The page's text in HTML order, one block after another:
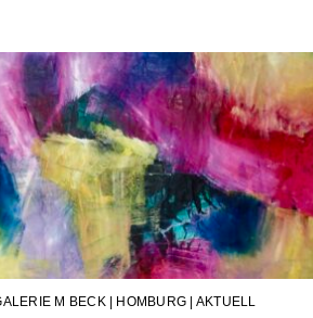
M BECK | HOMBURG | AKTUELL